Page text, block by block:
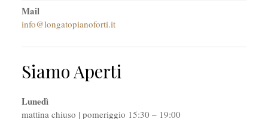
Mail
info@longatopianoforti.it
Siamo Aperti
Lunedì
mattina chiuso | pomeriggio 15:30 – 19:00